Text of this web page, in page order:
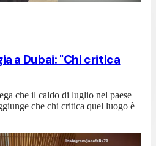
a Dubai: "Chi critica
che il caldo di luglio nel paese
che chi critica quel luogo è